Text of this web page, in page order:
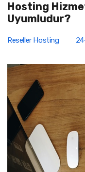
Hosting
Uyumludur?
Reseller Hosting